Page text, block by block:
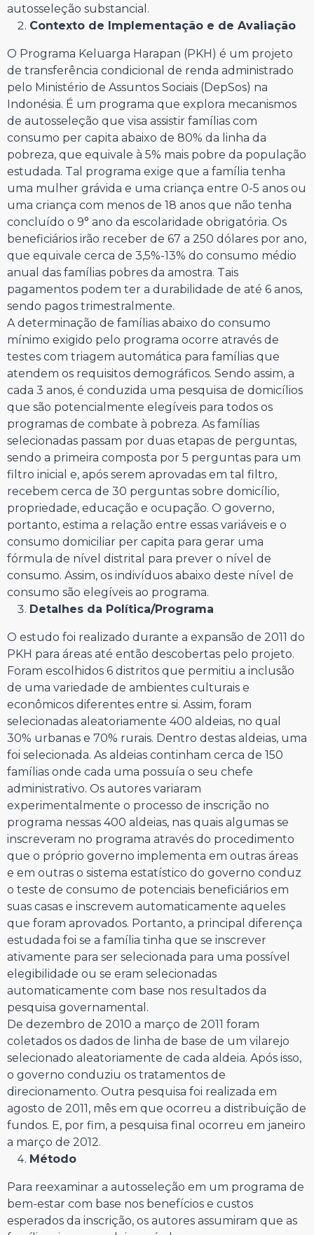
autosseleção substancial.
Contexto de Implementação e de Avaliação
O Programa Keluarga Harapan (PKH) é um projeto
de transferência condicional de renda administrado
pelo Ministério de Assuntos Sociais (DepSos) na
Indonésia. É um programa que explora mecanismos
de autosseleção que visa assistir famílias com
consumo per capita abaixo de 80% da linha da
pobreza, que equivale à 5% mais pobre da população
estudada. Tal programa exige que a família tenha
uma mulher grávida e uma criança entre 0-5 anos ou
uma criança com menos de 18 anos que não tenha
concluído o 9° ano da escolaridade obrigatória. Os
beneficiários irão receber de 67 a 250 dólares por ano,
que equivale cerca de 3,5%-13% do consumo médio
anual das famílias pobres da amostra. Tais
pagamentos podem ter a durabilidade de até 6 anos,
sendo pagos trimestralmente.
A determinação de famílias abaixo do consumo
mínimo exigido pelo programa ocorre através de
testes com triagem automática para famílias que
atendem os requisitos demográficos. Sendo assim, a
cada 3 anos, é conduzida uma pesquisa de domicílios
que são potencialmente elegíveis para todos os
programas de combate à pobreza. As famílias
selecionadas passam por duas etapas de perguntas,
sendo a primeira composta por 5 perguntas para um
filtro inicial e, após serem aprovadas em tal filtro,
recebem cerca de 30 perguntas sobre domicílio,
propriedade, educação e ocupação. O governo,
portanto, estima a relação entre essas variáveis e o
consumo domiciliar per capita para gerar uma
fórmula de nível distrital para prever o nível de
consumo. Assim, os indivíduos abaixo deste nível de
consumo são elegíveis ao programa.
Detalhes da Política/Programa
O estudo foi realizado durante a expansão de 2011 do
PKH para áreas até então descobertas pelo projeto.
Foram escolhidos 6 distritos que permitiu a inclusão
de uma variedade de ambientes culturais e
econômicos diferentes entre si. Assim, foram
selecionadas aleatoriamente 400 aldeias, no qual
30% urbanas e 70% rurais. Dentro destas aldeias, uma
foi selecionada. As aldeias continham cerca de 150
famílias onde cada uma possuía o seu chefe
administrativo. Os autores variaram
experimentalmente o processo de inscrição no
programa nessas 400 aldeias, nas quais algumas se
inscreveram no programa através do procedimento
que o próprio governo implementa em outras áreas
e em outras o sistema estatístico do governo conduz
o teste de consumo de potenciais beneficiários em
suas casas e inscrevem automaticamente aqueles
que foram aprovados. Portanto, a principal diferença
estudada foi se a família tinha que se inscrever
ativamente para ser selecionada para uma possível
elegibilidade ou se eram selecionadas
automaticamente com base nos resultados da
pesquisa governamental.
De dezembro de 2010 a março de 2011 foram
coletados os dados de linha de base de um vilarejo
selecionado aleatoriamente de cada aldeia. Após isso,
o governo conduziu os tratamentos de
direcionamento. Outra pesquisa foi realizada em
agosto de 2011, mês em que ocorreu a distribuição de
fundos. E, por fim, a pesquisa final ocorreu em janeiro
a março de 2012.
Método
Para reexaminar a autosseleção em um programa de
bem-estar com base nos benefícios e custos
esperados da inscrição, os autores assumiram que as